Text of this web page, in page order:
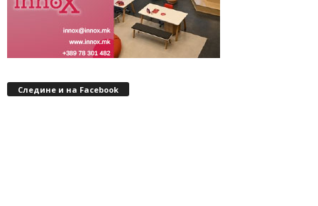
Следине и на Facebook